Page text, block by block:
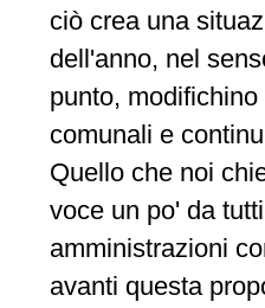
ciò crea una
dell'anno, nel
punto,
comunali e
Quello che noi
voce un po' da
amministrazioni
avanti questa